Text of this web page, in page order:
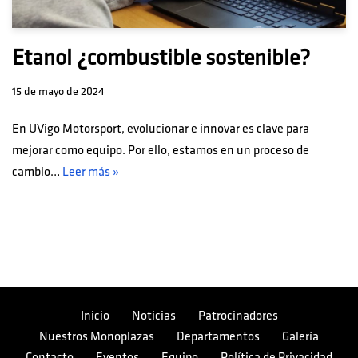
Etanol ¿combustible sostenible?
15 de mayo de 2024
En UVigo Motorsport, evolucionar e innovar es clave para
mejorar como equipo. Por ello, estamos en un proceso de
cambio… Leer más »
Inicio Noticias
Patrocinadores
Nuestros Monoplazas
Departamentos
Galería